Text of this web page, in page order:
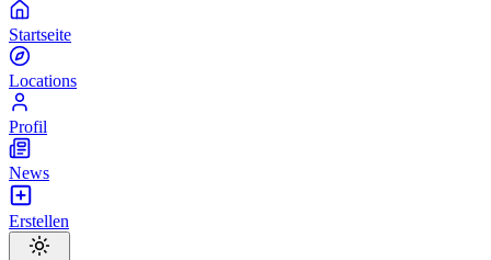
Startseite
Locations
Profil
News
Erstellen